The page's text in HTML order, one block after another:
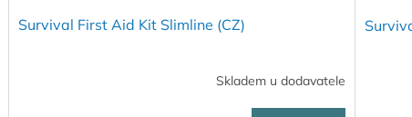
Survival First Aid Kit Slimline (CZ)
Skladem u dodavatele